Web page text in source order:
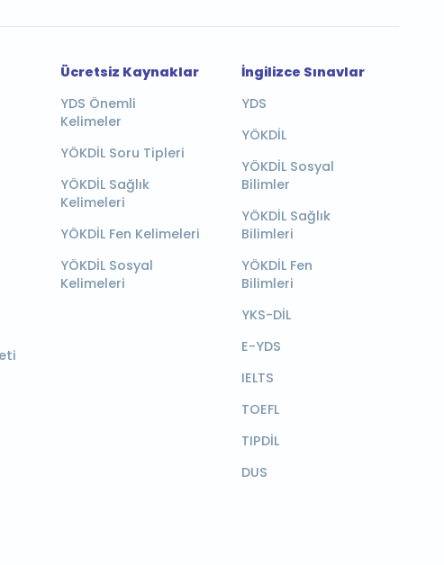
Ücretsiz Kaynaklar
YDS Önemli
Kelimeler
YÖKDİL Soru Tipleri
YÖKDİL Sağlık
Kelimeleri
YÖKDİL Fen Kelimeleri
YÖKDİL Sosyal
Kelimeleri
İngilizce Sınavlar
YDS
YÖKDİL
YÖKDİL Sosyal
Bilimler
YÖKDİL Sağlık
Bilimleri
YÖKDİL Fen
Bilimleri
YKS-DİL
E-YDS
IELTS
TOEFL
TIPDİL
DUS